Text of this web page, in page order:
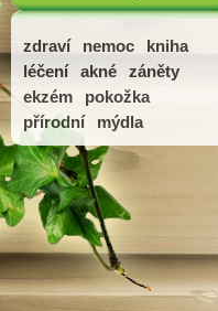
zdraví nemoc
kniha
léčení
akné
záněty
ekzém
pokožka
přírodní
mýdla